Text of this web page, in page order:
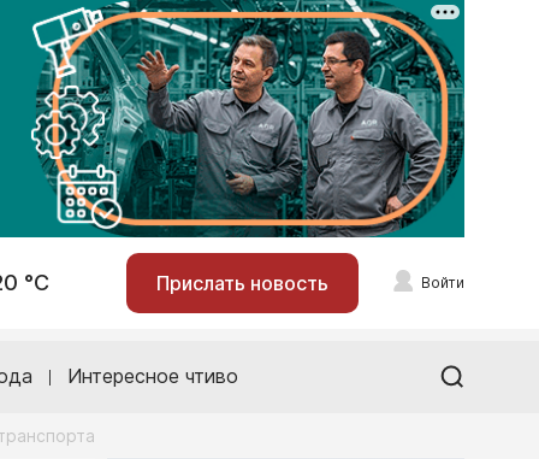
°С Прислать новость Войти
Интересное чтиво